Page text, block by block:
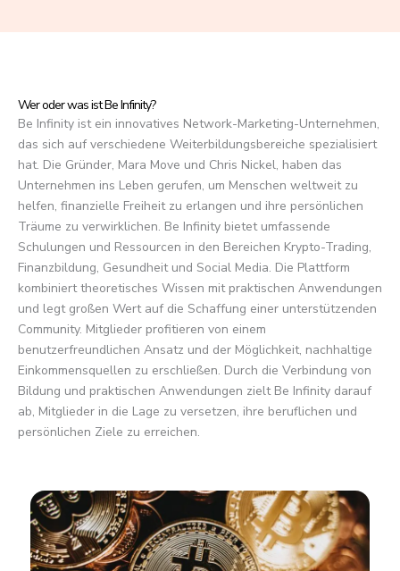
5
Wer oder was ist Be Infinity?
Be Infinity ist ein innovatives Network-Marketing-Unternehmen,
das sich auf verschiedene Weiterbildungsbereiche spezialisiert
hat. Die Gründer, Mara Move und Chris Nickel, haben das
Unternehmen ins Leben gerufen, um Menschen weltweit zu
helfen, finanzielle Freiheit zu erlangen und ihre persönlichen
Träume zu verwirklichen. Be Infinity bietet umfassende
Schulungen und Ressourcen in den Bereichen Krypto-Trading,
Finanzbildung, Gesundheit und Social Media. Die Plattform
kombiniert theoretisches Wissen mit praktischen Anwendungen
und legt großen Wert auf die Schaffung einer unterstützenden
Community. Mitglieder profitieren von einem
benutzerfreundlichen Ansatz und der Möglichkeit, nachhaltige
Einkommensquellen zu erschließen. Durch die Verbindung von
Bildung und praktischen Anwendungen zielt Be Infinity darauf
ab, Mitglieder in die Lage zu versetzen, ihre beruflichen und
persönlichen Ziele zu erreichen.